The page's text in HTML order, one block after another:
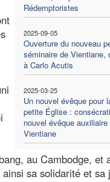
Rédemptoristes
2025-09-05
Ouverture du nouveau
séminaire de Vientiane,
à Carlo Acutis
2025-03-25
Un nouvel évêque pour
petite Église :
nouvel évêque auxiliaire
Vientiane
au Cambodge, et
sa solidarité et sa